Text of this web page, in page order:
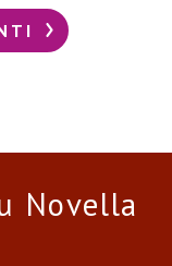
Novella